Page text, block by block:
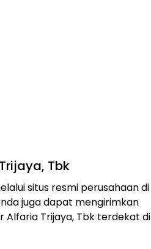
Tbk
situs resmi perusahaan di
juga dapat mengirimkan
Alfaria Trijaya, Tbk terdekat di